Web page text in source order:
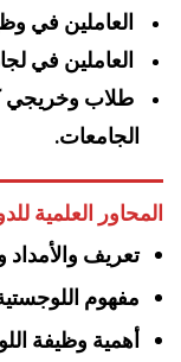
العاملين في
العاملين في
طلاب وخريجي
الجامعات.
المحاور العلمية
تعريف والأمداد
مفهوم
أهمية وظيفة